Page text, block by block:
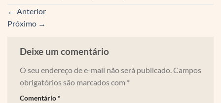
← Anterior
Próximo →
Deixe um comentário
O seu endereço de e-mail não será publicado.Campos
obrigatórios são marcados com *
Comentário*